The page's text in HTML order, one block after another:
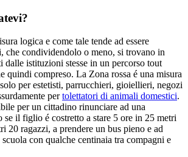
logica e come tale tende ad essere
che condividendolo o meno, si trovano in
dalle istituzioni stesse in un percorso tout
quindi compreso. La Zona rossa é una misura
per estetisti, parrucchieri, gioiellieri, negozi
pertolettatori di animali domestici.
per un cittadino rinunciare ad una
se il figlio é costretto a stare 5 ore in 25 metri
20 ragazzi, a prendere un bus pieno e ad
scuola con qualche centinaia tra compagni e